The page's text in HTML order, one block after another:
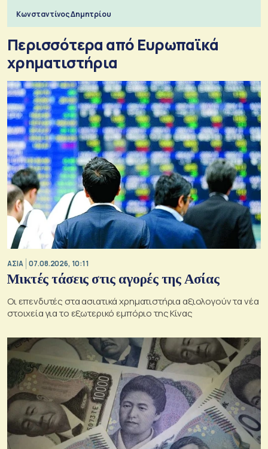
Κωνσταντίνος Δημητρίου
Περισσότερα από Ευρωπαϊκά
χρηματιστήρια
ΑΣΙΑ 07.08.2026, 10:11
Μικτές τάσεις στις αγορές της Ασίας
Οι επενδυτές στα ασιατικά χρηματιστήρια αξιολογούν τα νέα
στοιχεία για το εξωτερικό εμπόριο της Κίνας